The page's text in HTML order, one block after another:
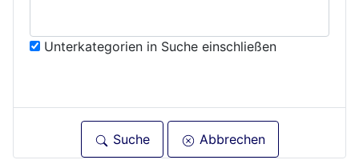
Unterkategorien in Suche einschließen
Suche Abbrechen